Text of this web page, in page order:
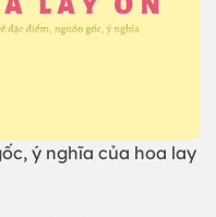
ý nghĩa của hoa lay